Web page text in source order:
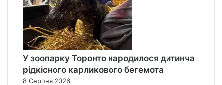
У зоопарку Торонто народилося дитинча
рідкісного карликового бегемота
8 Серпня 2026